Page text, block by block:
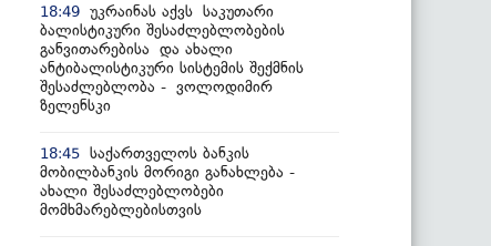
18:49 უკრაინას აქვს საკუთარი
ბალისტიკური შესაძლებლობების
განვითარებისა და ახალი
ანტიბალისტიკური სისტემის შექმნის
შესაძლებლობა - ვოლოდიმირ
ზელენსკი
18:45 საქართველოს ბანკის
მობილბანკის მორიგი განახლება -
ახალი შესაძლებლობები
მომხმარებლებისთვის